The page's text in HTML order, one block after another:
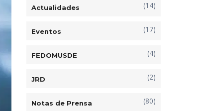
Actualidades (14)
Eventos (17)
FEDOMUSDE (4)
JRD (2)
Notas de Prensa (80)